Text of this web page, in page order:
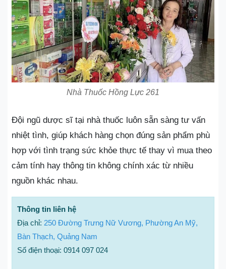
Nhà Thuốc Hồng Lực 261
Đội ngũ dược sĩ tại nhà thuốc luôn sẵn sàng tư vấn
nhiệt tình, giúp khách hàng chọn đúng sản phẩm phù
hợp với tình trạng sức khỏe thực tế thay vì mua theo
cảm tính hay thông tin không chính xác từ nhiều
nguồn khác nhau.
Thông tin liên hệ
Địa chỉ: 250 Đường Trưng Nữ Vương, Phường An Mỹ,
Bàn Thạch, Quảng Nam
Số điện thoại: 0914 097 024